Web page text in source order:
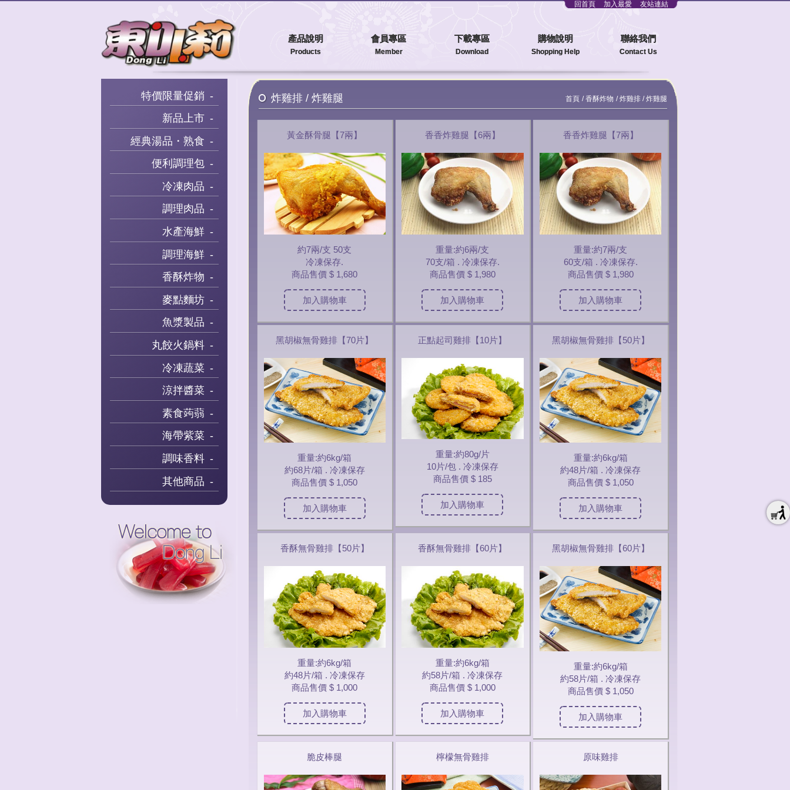
回首頁 加入最愛 友站連結
產品說明
Products
會員專區
Member
下載專區
Download
購物說明
Shopping Help
聯絡我們
Contact Us
特價限量促銷
新品上市
經典湯品・熟食
便利調理包
冷凍肉品
調理肉品
水產海鮮
調理海鮮
香酥炸物
麥點麵坊
魚漿製品
丸餃火鍋料
冷凍蔬菜
涼拌醬菜
素食蒟蒻
海帶紫菜
調味香料
其他商品
炸雞排 / 炸雞腿 首頁 香酥炸物 炸雞排 / 炸雞腿
黃金酥骨腿【7兩】
約7兩/支 50支
冷凍保存.
商品售價 $ 1,680
加入購物車
香香炸雞腿【6兩】
重量:約6兩/支
70支/箱 . 冷凍保存.
商品售價 $ 1,980
加入購物車
香香炸雞腿【7兩】
重量:約7兩/支
60支/箱 . 冷凍保存.
商品售價 $ 1,980
加入購物車
黑胡椒無骨雞排【70片】
重量:約6kg/箱
約68片/箱 . 冷凍保存
商品售價 $ 1,050
加入購物車
正點起司雞排【10片】
重量:約80g/片
10片/包 . 冷凍保存
商品售價 $ 185
加入購物車
黑胡椒無骨雞排【50片】
重量:約6kg/箱
約48片/箱 . 冷凍保存
商品售價 $ 1,050
加入購物車
香酥無骨雞排【50片】
重量:約6kg/箱
約48片/箱 . 冷凍保存
商品售價 $ 1,000
加入購物車
香酥無骨雞排【60片】
重量:約6kg/箱
約58片/箱 . 冷凍保存
商品售價 $ 1,000
加入購物車
黑胡椒無骨雞排【60片】
重量:約6kg/箱
約58片/箱 . 冷凍保存
商品售價 $ 1,050
加入購物車
脆皮棒腿 檸檬無骨雞排 原味雞排